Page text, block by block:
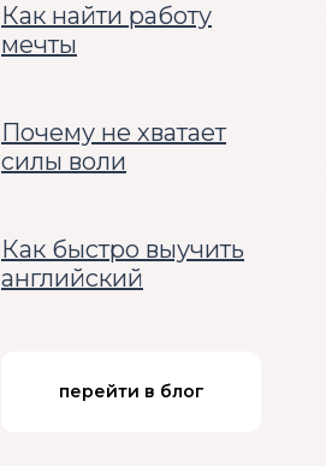
перейти в блог
Как найти работу
мечты
Почему не хватает
силы воли
Как быстро выучить
английский